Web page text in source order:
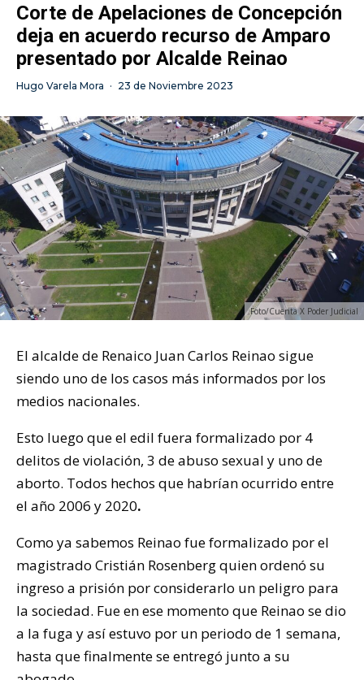
Corte de Apelaciones de Concepción
deja en acuerdo recurso de Amparo
presentado por Alcalde Reinao
Hugo Varela Mora · 23 de Noviembre 2023
Foto/Cuenta X Poder Judicial
El alcalde de Renaico Juan Carlos Reinao sigue
siendo uno de los casos más informados por los
medios nacionales.
Esto luego que el edil fuera formalizado por 4
delitos de violación, 3 de abuso sexual y uno de
aborto. Todos hechos que habrían ocurrido entre
el año 2006 y 2020.
Como ya sabemos Reinao fue formalizado por el
magistrado Cristián Rosenberg quien ordenó su
ingreso a prisión por considerarlo un peligro para
la sociedad. Fue en ese momento que Reinao se dio
a la fuga y así estuvo por un periodo de 1 semana,
hasta que finalmente se entregó junto a su